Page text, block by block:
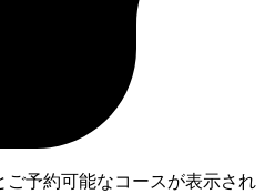
ご予約可能なコースが表示され